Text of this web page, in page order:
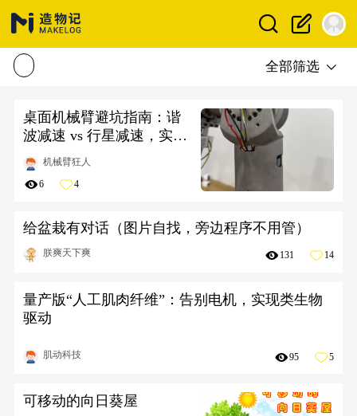
全部筛选
桌面机械臂避坑指南：谐
波减速 vs 行星减速，实际
差距到底有多大？
机械臂狂人
6 4
给盆栽有对话（图片自找，旁边程序不用管）
朕爽天下爽 131 14
量产版“人工肌肉纤维”：告别电机，实现类生物
驱动
肌动科技 95 5
可移动的向日葵屋